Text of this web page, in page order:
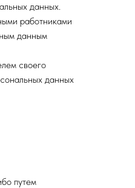
данных.
работниками
данным
своего
данных
путем